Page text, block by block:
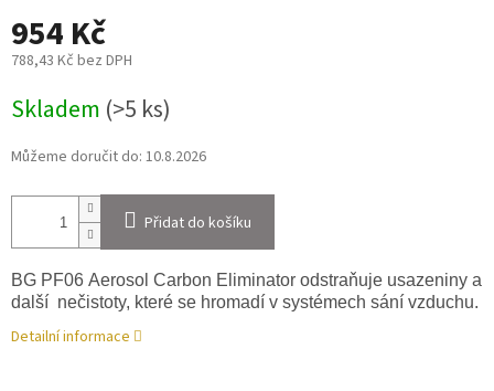
954 Kč
788,43 Kč bez DPH
cena:
Skladem (>5 ks)
Můžeme doručit do: 10.8.2026
Přidat do košíku
BG PF06 Aerosol Carbon Eliminator odstraňuje usazeniny a
další nečistoty, které se hromadí v systémech sání vzduchu.
Detailní informace